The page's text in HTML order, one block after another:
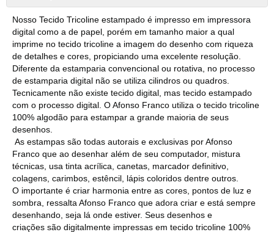
Nosso Tecido Tricoline estampado é impresso em impressora
digital como a de papel, porém em tamanho maior a qual
imprime no tecido tricoline a imagem do desenho com riqueza
de detalhes e cores, propiciando uma excelente resolução.
Diferente da estamparia convencional ou rotativa, no processo
de estamparia digital não se utiliza cilindros ou quadros.
Tecnicamente não existe tecido digital, mas tecido estampado
com o processo digital. O Afonso Franco utiliza o tecido tricoline
100% algodão para estampar a grande maioria de seus
desenhos.
As estampas são todas autorais e exclusivas por Afonso
Franco que ao desenhar além de seu computador, mistura
técnicas, usa tinta acrílica, canetas, marcador definitivo,
colagens, carimbos, estêncil, lápis coloridos dentre outros.
O importante é criar harmonia entre as cores, pontos de luz e
sombra, ressalta Afonso Franco que adora criar e está sempre
desenhando, seja lá onde estiver. Seus desenhos e
criações são digitalmente impressas em tecido tricoline 100%